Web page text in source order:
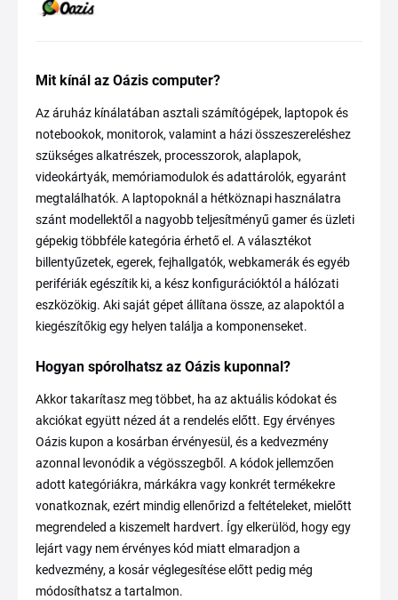
Mit kínál az Oázis computer?
Az áruház kínálatában asztali számítógépek, laptopok és
notebookok, monitorok, valamint a házi összeszereléshez
szükséges alkatrészek, processzorok, alaplapok,
videokártyák, memóriamodulok és adattárolók, egyaránt
megtalálhatók. A laptopoknál a hétköznapi használatra
szánt modellektől a nagyobb teljesítményű gamer és üzleti
gépekig többféle kategória érhető el. A választékot
billentyűzetek, egerek, fejhallgatók, webkamerák és egyéb
perifériák egészítik ki, a kész konfigurációktól a hálózati
eszközökig. Aki saját gépet állítana össze, az alapoktól a
kiegészítőkig egy helyen találja a komponenseket.
Hogyan spórolhatsz az Oázis kuponnal?
Akkor takarítasz meg többet, ha az aktuális kódokat és
akciókat együtt nézed át a rendelés előtt. Egy érvényes
Oázis kupon a kosárban érvényesül, és a kedvezmény
azonnal levonódik a végösszegből. A kódok jellemzően
adott kategóriákra, márkákra vagy konkrét termékekre
vonatkoznak, ezért mindig ellenőrizd a feltételeket, mielőtt
megrendeled a kiszemelt hardvert. Így elkerülöd, hogy egy
lejárt vagy nem érvényes kód miatt elmaradjon a
kedvezmény, a kosár véglegesítése előtt pedig még
módosíthatsz a tartalmon.